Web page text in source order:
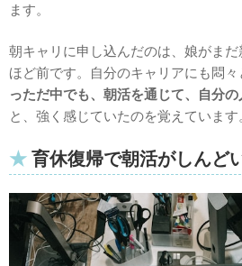
ます。
朝キャリに申し込んだのは、娘がま
ほど前です。自分のキャリアにも悶
っただ中でも、朝活を通じて、自分の
と、強く感じていたのを覚えています
育休復帰で朝活がしんど